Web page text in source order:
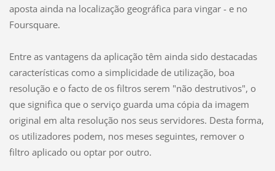
aposta ainda na localização geográfica para vingar - e no
Foursquare.
Entre as vantagens da aplicação têm ainda sido destacadas
características como a simplicidade de utilização, boa
resolução e o facto de os filtros serem "não destrutivos", o
que significa que o serviço guarda uma cópia da imagem
original em alta resolução nos seus servidores. Desta forma,
os utilizadores podem, nos meses seguintes, remover o
filtro aplicado ou optar por outro.